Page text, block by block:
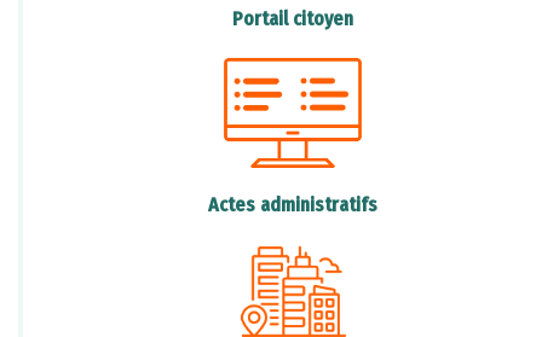
https://www.youtube.com/watch?
v=fUEmT25kqEY
Nous devons également sensibiliser nos amis
protection de notre environnement.
Chacun de nous peut faire une différence.
Ensemble, nous pouvons réduire la pollution
des océans et protéger notre planète pour les
Portail citoyen
Actes administratifs